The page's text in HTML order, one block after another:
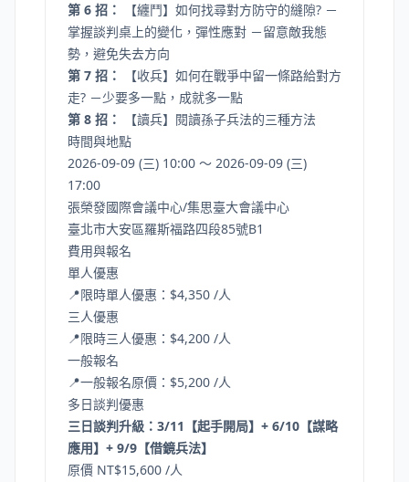
第 6 招：
【纏鬥】如何找尋對方防守的縫隙? －
掌握談判桌上的變化，彈性應對 －留意敵我態
勢，避免失去方向
第 7 招：
【收兵】如何在戰爭中留一條路給對方
走? －少要多一點，成就多一點
第 8 招：
【讀兵】閱讀孫子兵法的三種方法
時間與地點
2026-09-09 (三) 10:00 ～ 2026-09-09 (三)
17:00
張榮發國際會議中心/集思臺大會議中心
臺北市大安區羅斯福路四段85號B1
費用與報名
單人優惠
📍限時單人優惠：$4,350 /人
三人優惠
📍限時三人優惠：$4,200 /人
一般報名
📍一般報名原價：$5,200 /人
多日談判優惠
三日談判升級：3/11【起手開局】+ 6/10【謀略
應用】+ 9/9【借鏡兵法】
原價 NT$15,600 /人